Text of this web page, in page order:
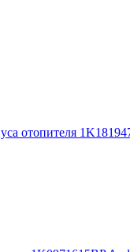
отопителя